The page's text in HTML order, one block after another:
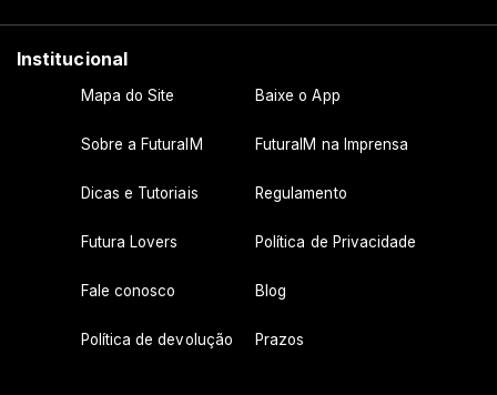
Institucional
Mapa do Site Baixe o App
Sobre a FuturaIM FuturaIM na Imprensa
Dicas e Tutoriais Regulamento
Futura Lovers Política de Privacidade
Fale conosco Blog
Política de devolução Prazos